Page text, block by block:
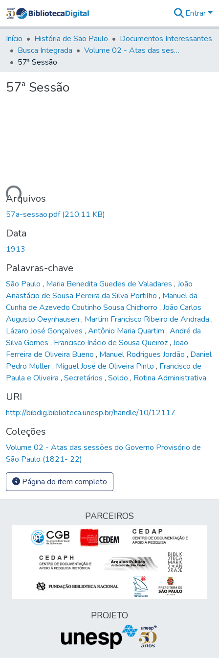
&
Coleções
Tudo na
Entrar
Início História de São Paulo
Documentos Interessantes
Busca Integrada
Volume 02 - Atas das sessões do Governo Provisório de São Paulo (1821- 22)
57ª Sessão
57ª Sessão
Arquivos
57a-sessao.pdf(210,11 KB)
Data
1913
Palavras-chave
São Paulo , Maria Benedita Guedes de Valadares , João
Anastácio de Sousa Pereira da Silva Portilho , Manuel da
Cunha de Azevedo Coutinho Sousa Chichorro , João Carlos
Augusto Oeynhausen , Martim Francisco Ribeiro de Andrada ,
Lázaro José Gonçalves , Antônio Maria Quartim , André da
Silva Gomes , Francisco Inácio de Sousa Queiroz, João
Ferreira de Oliveira Bueno , Manuel Rodrigues Jordão , Daniel
Pedro Muller, Miguel José de Oliveira Pinto , Francisco de
Paula e Oliveira , Secretários , Soldo , Rotina Administrativa
URI
http://bibdig.biblioteca.unesp.br/handle/10/12117
Coleções
Volume 02 - Atas das sessões do Governo Provisório de
São Paulo (1821- 22)
Página do item completo
PARCEIROS
PROJETO